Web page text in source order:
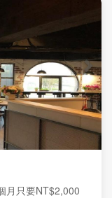
月只要NT$2,000